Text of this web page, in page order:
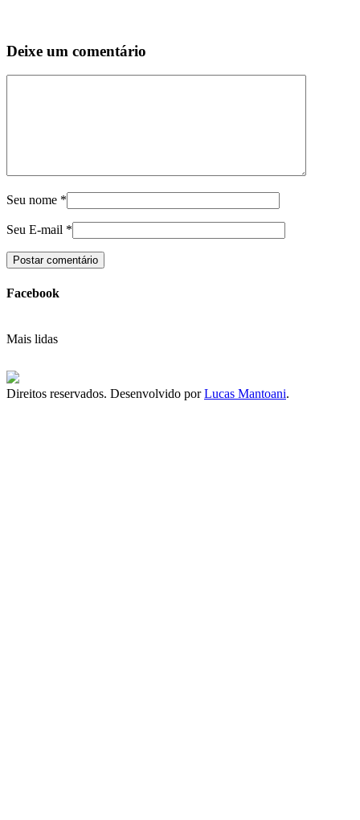
Deixe um comentário
Seu nome *
Seu E-mail *
Facebook
Mais lidas
Direitos reservados. Desenvolvido porLucas Mantoani.